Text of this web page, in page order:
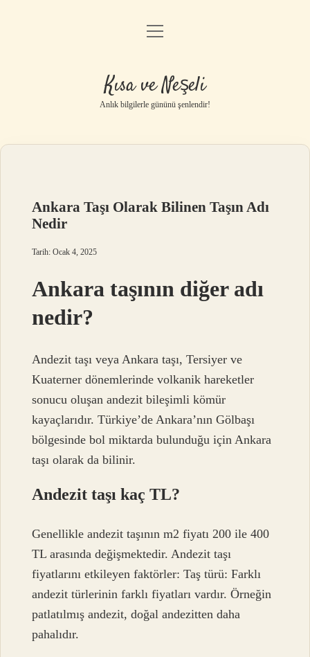
Anasayfa
Yasal Uyarı
menüyü
Kısa ve Neşeli
Anlık bilgilerle gününü şenlendir!
Ankara Taşı Olarak Bilinen Taşın Adı
Nedir
Tarih: Ocak 4, 2025
Ankara taşının diğer adı
nedir?
Andezit taşı veya Ankara taşı, Tersiyer ve
Kuaterner dönemlerinde volkanik hareketler
sonucu oluşan andezit bileşimli kömür
kayaçlarıdır. Türkiye’de Ankara’nın Gölbaşı
bölgesinde bol miktarda bulunduğu için Ankara
taşı olarak da bilinir.
Andezit taşı kaç TL?
Genellikle andezit taşının m2 fiyatı 200 ile 400
TL arasında değişmektedir. Andezit taşı
fiyatlarını etkileyen faktörler: Taş türü: Farklı
andezit türlerinin farklı fiyatları vardır. Örneğin
patlatılmış andezit, doğal andezitten daha
pahalıdır.